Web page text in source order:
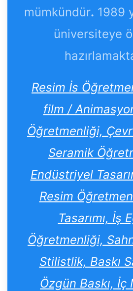
mümkündür. 1989
üniversiteye
Resim İs
film /
Öğretmenliği,
Seramik
Endüstriyel
Resim
Tasarımı, İş
Öğretmenliği,
Stilistlik, Baskı
Özgün Baskı, İç